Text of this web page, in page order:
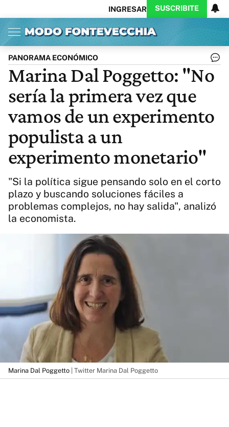
INGRESAR SUSCRIBITE
Inicio Ahora
Opinión
Política
Ciencia
Protagonistas
Cultura
Arte
Educación
Internacional
Clima
CARAS
Exitoina
Turismo
Videos
Córdoba
Reperfilar
Business
Noticias
Exitoina
Diario del Juicio
Actualidad
PANORAMA ECONÓMICO
Marina Dal Poggetto: "No
sería la primera vez que
vamos de un experimento
populista a un
experimento monetario"
"Si la política sigue pensando solo en el corto
plazo y buscando soluciones fáciles a
problemas complejos, no hay salida", analizó
la economista.
Marina Dal Poggetto | Twitter Marina Dal Poggetto